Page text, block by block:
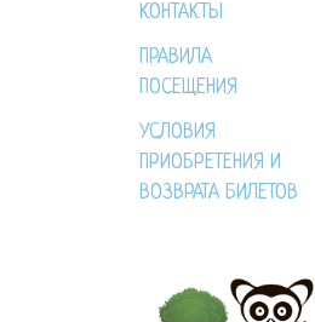
КОНТАКТЫ
ПРАВИЛА
ПОСЕЩЕНИЯ
УСЛОВИЯ
ПРИОБРЕТЕНИЯ И
ВОЗВРАТА БИЛЕТОВ